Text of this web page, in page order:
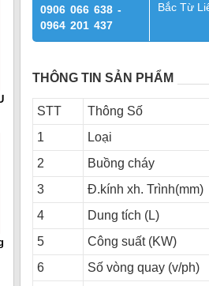
0906 066 638 -
0964 201 437
Bắc Từ
THÔNG TIN SẢN PHẨM
STT Thông Số
1
Loại
2
Buồng cháy
3
Đ.kính xh. Trình(mm)
4
Dung tích (L)
5
Công suất (KW)
6
Số vòng quay (v/ph)